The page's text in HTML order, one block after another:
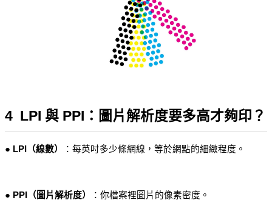
4  LPI 與 PPI：圖片解析度要多高才夠印？
● LPI（線數） ：每英吋多少條網線，等於網點的細緻程度。
● PPI（圖片解析度） ：你檔案裡圖片的像素密度。